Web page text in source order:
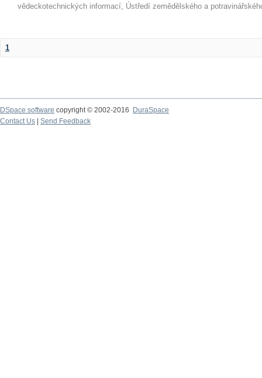
vědeckotechnických informací, Ústředí zemědělského a
1
DSpace software copyright © 2002-2016
DuraSpace
Contact Us
Send Feedback